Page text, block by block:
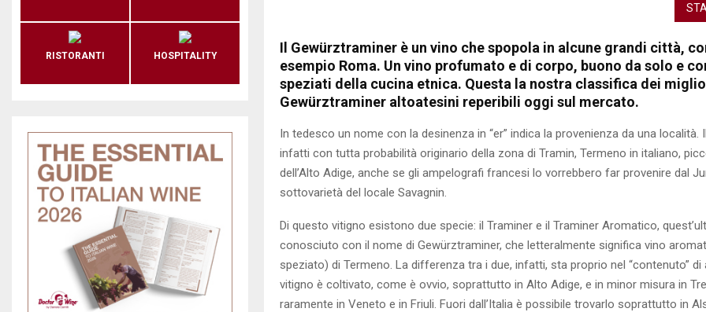
Il Gewürztraminer è un vino che spopola in alcune grandi città,
esempio Roma. Un vino profumato e di corpo, buono da solo e
speziati della cucina etnica. Questa la nostra classifica dei
Gewürztraminer altoatesini reperibili oggi sul mercato.
In tedesco un nome con la desinenza in “er” indica la provenienza da una località.
infatti con tutta probabilità originario della zona di Tramin, Termeno in italiano,
dell’Alto Adige, anche se gli ampelografi francesi lo vorrebbero far provenire dal
sottovarietà del locale Savagnin.
Di questo vitigno esistono due specie: il Traminer e il Traminer Aromatico,
conosciuto con il nome di Gewürztraminer, che letteralmente significa vino
speziato) di Termeno. La differenza tra i due, infatti, sta proprio nel “contenuto” di
vitigno è coltivato, come è ovvio, soprattutto in Alto Adige, e in minor misura in
raramente in Veneto e in Friuli. Fuori dall’Italia è possibile trovarlo soprattutto in
RISTORANTI HOSPITALITY